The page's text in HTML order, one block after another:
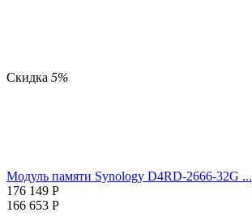
Скидка 5%
Модуль памяти Synology D4RD-2666-32G ...
176 149 Р
166 653 Р